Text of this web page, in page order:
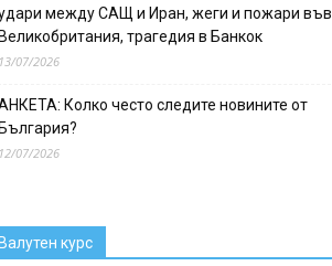
между САЩ и Иран, жеги и пожари във
трагедия в Банкок
07/2026
Колко често следите новините от
07/2026
курс